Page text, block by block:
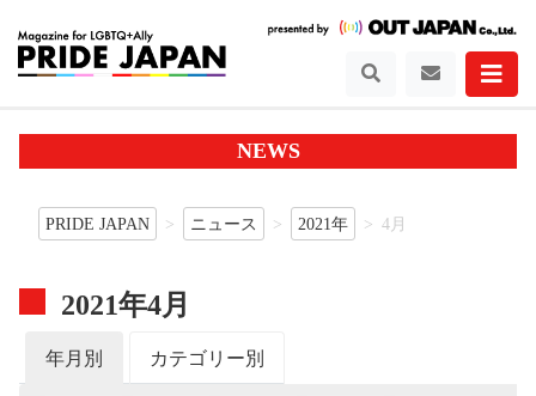
NEWS
PRIDE JAPAN ニュース 2021年 4月
2021年4月
年月別 カテゴリー別